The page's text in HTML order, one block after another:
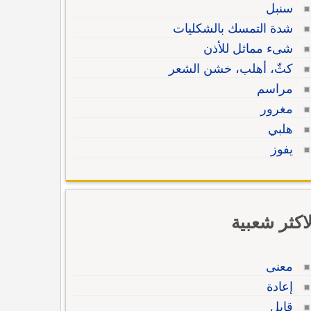
سنبل
شدة التمسك بالشكليات
شىء مماثل للأذن
كثّ، أهلب، خشن الشعر
مراسم
مغرور
هلبي
يفوز
شعبية
معنى
إعادة
قابل